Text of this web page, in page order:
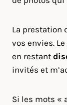
La prestation
vos envies.
en restant
invités et
Si les mots «